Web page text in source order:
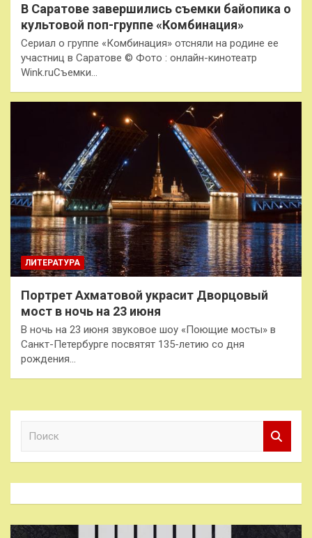
В Саратове завершились съемки байопика о
культовой поп-группе «Комбинация»
Сериал о группе «Комбинация» отсняли на родине ее
участниц в Саратове © Фото : онлайн-кинотеатр
Wink.ruСъемки…
ЛИТЕРАТУРА
Портрет Ахматовой украсит Дворцовый
мост в ночь на 23 июня
В ночь на 23 июня звуковое шоу «Поющие мосты» в
Санкт-Петербурге посвятят 135-летию со дня
рождения…
к